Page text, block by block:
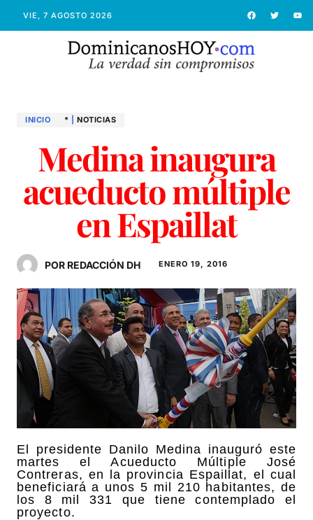
VIE, 7 AGOSTO 2026
INICIO * NOTICIAS
Medina inaugura
acueducto múltiple
en Espaillat
POR REDACCIÓN DH ENERO 19, 2016
El presidente Danilo Medina inauguró este
martes el Acueducto Múltiple José
Contreras, en la provincia Espaillat, el cual
beneficiará a unos 5 mil 210 habitantes, de
los 8 mil 331 que tiene contemplado el
proyecto.